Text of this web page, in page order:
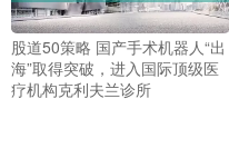
股道50策略 国产手术机器人“出
海”取得突破，进入国际顶级医
疗机构克利夫兰诊所